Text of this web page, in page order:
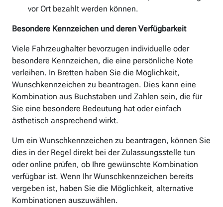
vor Ort bezahlt werden können.
Besondere Kennzeichen und deren Verfügbarkeit
Viele Fahrzeughalter bevorzugen individuelle oder
besondere Kennzeichen, die eine persönliche Note
verleihen. In Bretten haben Sie die Möglichkeit,
Wunschkennzeichen zu beantragen. Dies kann eine
Kombination aus Buchstaben und Zahlen sein, die für
Sie eine besondere Bedeutung hat oder einfach
ästhetisch ansprechend wirkt.
Um ein Wunschkennzeichen zu beantragen, können Sie
dies in der Regel direkt bei der Zulassungsstelle tun
oder online prüfen, ob Ihre gewünschte Kombination
verfügbar ist. Wenn Ihr Wunschkennzeichen bereits
vergeben ist, haben Sie die Möglichkeit, alternative
Kombinationen auszuwählen.